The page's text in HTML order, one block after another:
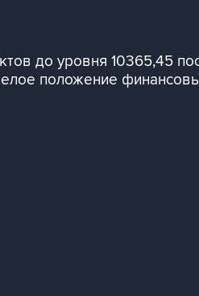
до уровня 10365,45
положение